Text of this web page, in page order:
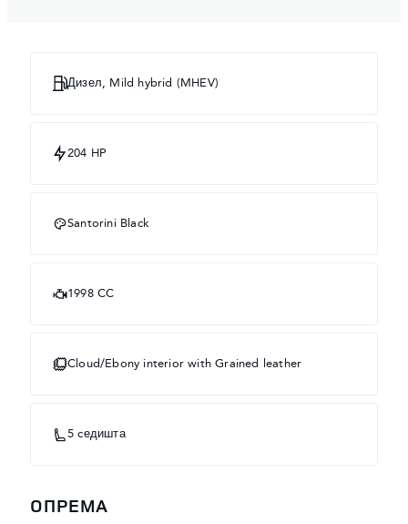
Дизел, Mild hybrid (MHEV)
204 HP
Santorini Black
1998 CC
Cloud​/Ebony interior with Grained leather
5 cедишта
OПРЕМА